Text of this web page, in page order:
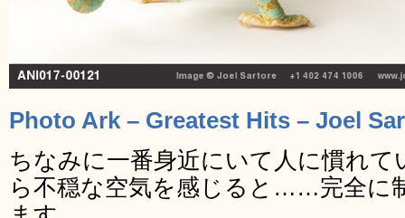
Photo Ark – Greatest Hits – Joel
ちなみに一番身近にいて人に慣れ
ら不穏な空気を感じると……完全に